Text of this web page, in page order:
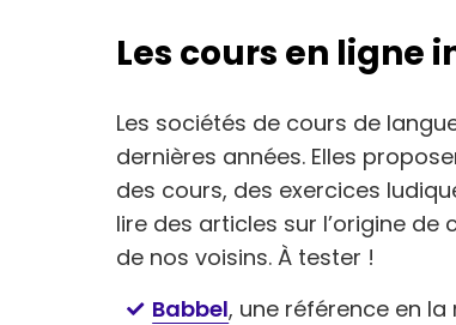
Les cours en ligne
Les sociétés de cours de
dernières années. Elles
des cours, des exercices
lire des articles sur l’origine
de nos voisins. À tester !
Babbel, une référence en la